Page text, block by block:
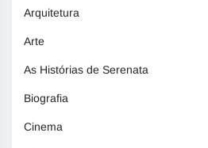
Arquitetura
Arte
As Histórias de Serenata
Biografia
Cinema